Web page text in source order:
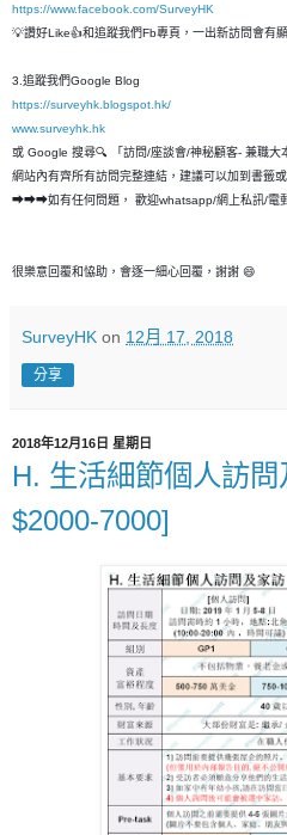
https://www.facebook.com/SurveyHK
💡讚好Like👍和追蹤我們Fb專頁，一出新訪問會有
3.追蹤我們Google Blog
https://surveyhk.blogspot.hk/
www.surveyhk.hk
或 Google 搜尋🔍 「訪問/座談會/神秘顧客- 兼職大
網站內有齊所有訪問完整連結，建議可以加到書籤
➡➡➡如有任何問題， 歡迎whatsapp/網上私訊/電
很樂意回覆和恊助，會逐一細心回覆，謝謝 😄
SurveyHK on 12月 17, 2018
分享
2018年12月16日 星期日
H. 生活細節個人訪
$2000-7000]